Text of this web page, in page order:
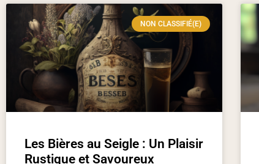
NON CLASSIFIÉ(E)
Les Bières au Seigle : Un Plaisir
Rustique et Savoureux